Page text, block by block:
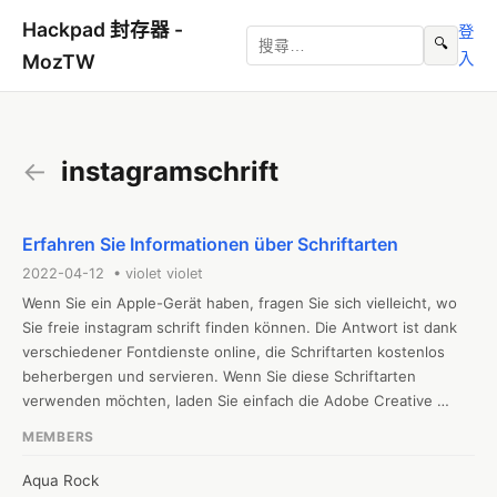
Hackpad 封存器 -
MozTW
🔍
登
入
← instagramschrift
Erfahren Sie Informationen über Schriftarten
2022-04-12 • violet violet
Wenn Sie ein Apple-Gerät haben, fragen Sie sich vielleicht, wo
Sie freie instagram schrift finden können. Die Antwort ist dank
verschiedener Fontdienste online, die Schriftarten kostenlos
beherbergen und servieren. Wenn Sie diese Schriftarten
verwenden möchten, laden Sie einfach die Adobe Creative
einiger freier. Adobe Creative Cloud-Schriftarten sind mit
MEMBERS
Aqua Rock